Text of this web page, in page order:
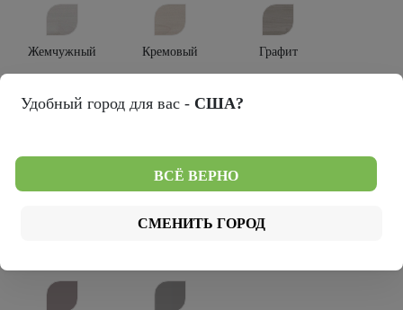
Жемчужный Кремовый Графит
Удобный город для вас - США?
ВСЁ ВЕРНО
СМЕНИТЬ ГОРОД